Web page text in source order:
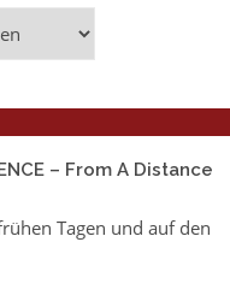
– From A Distance
Tagen und auf den